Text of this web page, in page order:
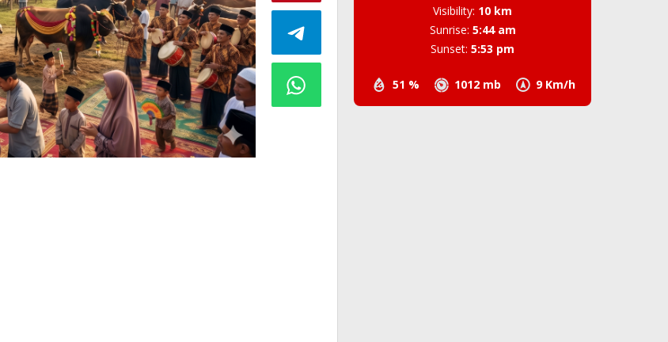
51 % 1012 mb 9 Km/h
Visibility: 10 km
Sunrise: 5:44 am
Sunset: 5:53 pm